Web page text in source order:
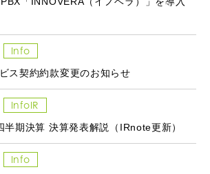
Info
ス契約約款変更のお知らせ
InfoIR
期決算 決算発表解説（IRnote更新）
Info